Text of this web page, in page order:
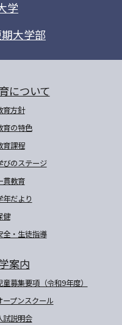
学
大学部
について
育方針
育の特色
育課程
びのステージ
貫教育
年だより
健
全・生徒指導
案内
童募集要項（令和9年度）
ープンスクール
試説明会